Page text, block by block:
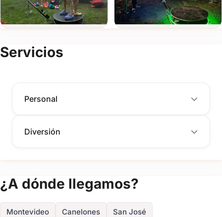
Servicios
Personal
Diversión
¿A dónde llegamos?
Montevideo Canelones San José